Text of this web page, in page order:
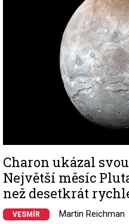
Charon ukázal
Největší měsíc
než desetkrát
VESMÍR Martin Reichman